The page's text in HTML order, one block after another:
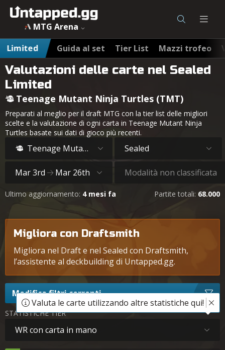
MTG Arena
Limited
Guida al set Tier List Mazzi trofeo
Valutazioni delle carte nel Sealed
Limited
Teenage Mutant Ninja Turtles (TMT)
Preparati al meglio per il draft MTG con la tier list delle migliori
scelte e la valutazione di ogni carta in Teenage Mutant Ninja
Turtles basate sui dati di gioco più recenti.
Teenage Mutant Ninja Turtles Sealed
Mar 3rd Mar 26th Modalità non classificata
Ultimo aggiornamento: 4 mesi fa Partite totali: 68.000
Migliora con Draftsmith
Migliora nel Draft e nel Sealed con Draftsmith,
l’assistente al deckbuilding di Untapped.gg.
Modifica filtri correnti
STATISTICHE TIER
WR con carta in mano
Valuta le carte utilizzando altre statistiche qui!